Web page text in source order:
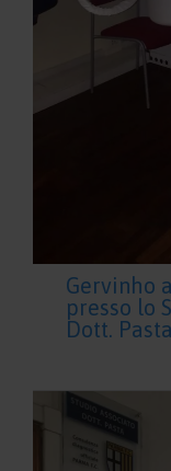
Gervinho
presso lo
Dott. Pasta